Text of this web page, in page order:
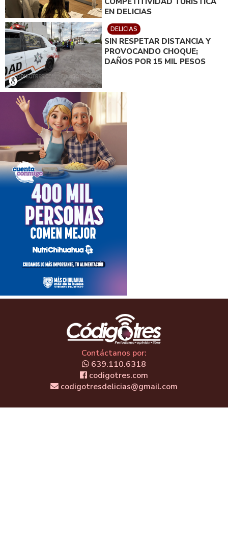
EN DELICIAS
DELICIAS
SIN RESPETAR DISTANCIA Y
PROVOCANDO CHOQUE;
DAÑOS POR 15 MIL PESOS
Contáctanos por:
639.110.6318
codigotres.com
codigotresdelicias@gmail.com